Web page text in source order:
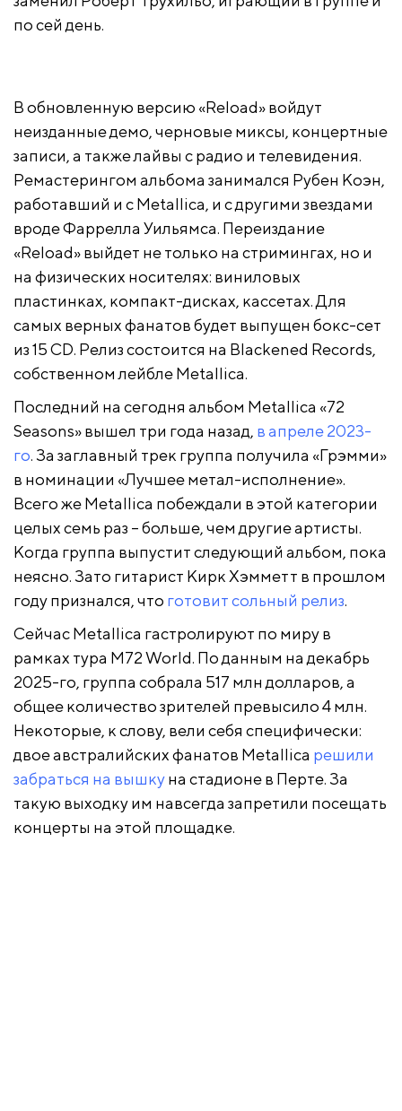
по сей день.
В обновленную версию «Reload» войдут
неизданные демо, черновые миксы, концертные
записи, а также лайвы с радио и телевидения.
Ремастерингом альбома занимался Рубен Коэн,
работавший и с Metallica, и с другими звездами
вроде Фаррелла Уильямса. Переиздание
«Reload» выйдет не только на стримингах, но и
на физических носителях: виниловых
пластинках, компакт-дисках, кассетах. Для
самых верных фанатов будет выпущен бокс-сет
из 15 CD. Релиз состоится на Blackened Records,
собственном лейбле Metallica.
Последний на сегодня альбом Metallica «72
Seasons» вышел три года назад, в апреле 2023-
го. За заглавный трек группа получила «Грэмми»
в номинации «Лучшее метал-исполнение».
Всего же Metallica побеждали в этой категории
целых семь раз – больше, чем другие артисты.
Когда группа выпустит следующий альбом, пока
неясно. Зато гитарист Кирк Хэмметт в прошлом
году признался, что готовит сольный релиз.
Сейчас Metallica гастролируют по миру в
рамках тура M72 World. По данным на декабрь
2025-го, группа собрала 517 млн долларов, а
общее количество зрителей превысило 4 млн.
Некоторые, к слову, вели себя специфически:
двое австралийских фанатов Metallica решили
забраться на вышкуна стадионе в Перте. За
такую выходку им навсегда запретили посещать
концерты на этой площадке.